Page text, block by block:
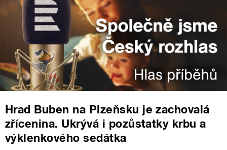
Hrad Buben na Plzeňsku je zachovalá
zřícenina. Ukrývá i pozůstatky krbu a
výklenkového sedátka